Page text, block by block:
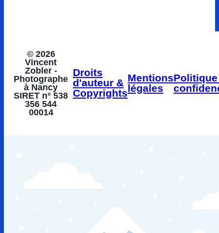
© 2026
Vincent
Zobler -
Photographe
à Nancy
SIRET n° 538
356 544
00014
Droits
d'auteur &
Copyrights
Mentions
légales